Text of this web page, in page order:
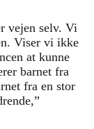
vejen selv. Vi
Viser vi ikke
at kunne
barnet fra
fra en stor